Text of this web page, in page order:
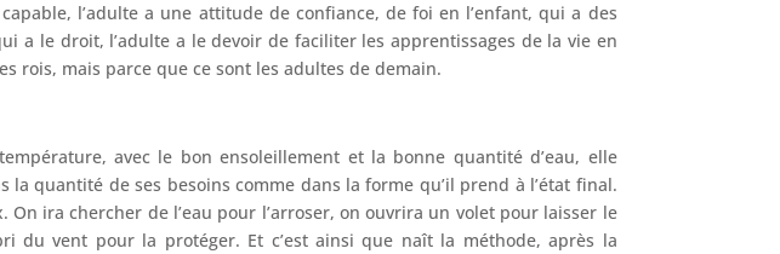
l’adulte a une attitude de confiance, de foi en l’enfant, qui a des
a le droit, l’adulte a le devoir de faciliter les apprentissages de la vie en
rois, mais parce que ce sont les adultes de demain.
avec le bon ensoleillement et la bonne quantité d’eau, elle
quantité de ses besoins comme dans la forme qu’il prend à l’état final.
ira chercher de l’eau pour l’arroser, on ouvrira un volet pour laisser le
du vent pour la protéger. Et c’est ainsi que naît la méthode, après la